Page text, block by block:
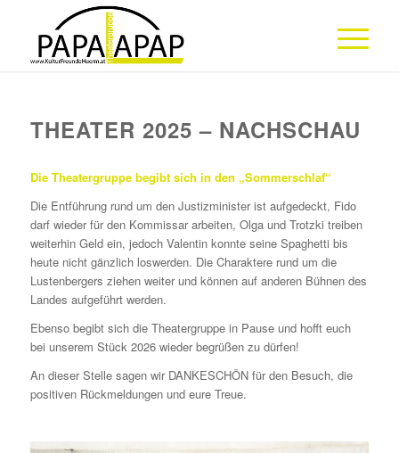
THEATER 2025 – NACHSCHAU
Die Theatergruppe begibt sich in den „Sommerschlaf“
Die Entführung rund um den Justizminister ist aufgedeckt, Fido
darf wieder für den Kommissar arbeiten, Olga und Trotzki treiben
weiterhin Geld ein, jedoch Valentin konnte seine Spaghetti bis
heute nicht gänzlich loswerden. Die Charaktere rund um die
Lustenbergers ziehen weiter und können auf anderen Bühnen des
Landes aufgeführt werden.
Ebenso begibt sich die Theatergruppe in Pause und hofft euch
bei unserem Stück 2026 wieder begrüßen zu dürfen!
An dieser Stelle sagen wir DANKESCHÖN für den Besuch, die
positiven Rückmeldungen und eure Treue.